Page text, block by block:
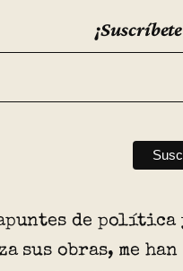
apuntes de
sus obras, me